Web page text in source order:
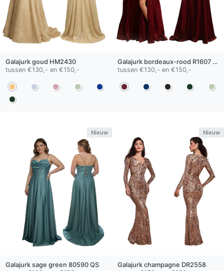
Galajurk goud HM2430
tussen €130,- en €150,-
Galajurk bordeaux-rood R1607 QS
tussen €130,- en €150,-
Nieuw
Galajurk sage green 80590 QS
Nieuw
Galajurk champagne DR2558